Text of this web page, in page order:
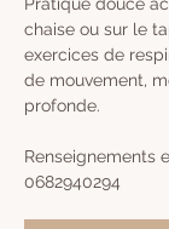
chaise ou sur le
exercices de
de mouvement,
profonde.
Renseignements
0682940294